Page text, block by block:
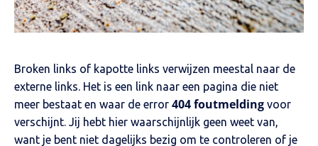
Broken links of kapotte links verwijzen meestal naar de
externe links. Het is een link naar een pagina die niet
meer bestaat en waar de error 404 foutmelding voor
verschijnt. Jij hebt hier waarschijnlijk geen weet van,
want je bent niet dagelijks bezig om te controleren of je